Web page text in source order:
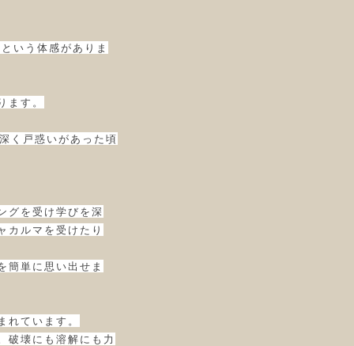
いう体感がありま
ます。
く戸惑いがあった頃
グを受け学びを深
カルマを受けたり
簡単に思い出せま
れています。
破壊にも溶解にも力